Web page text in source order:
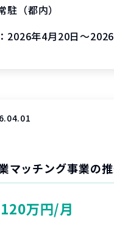
駐（都内）
2026年4月20日～
マッチング事業の
万円/月